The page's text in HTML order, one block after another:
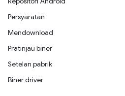
Persyaratan
Mendownload
Pratinjau biner
Setelan pabrik
Biner driver